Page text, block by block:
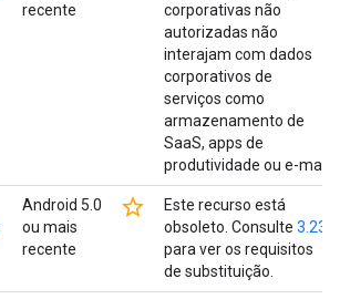
recente
corporativas não
autorizadas não
interajam com dados
corporativos de
serviços como
armazenamento de
SaaS, apps de
produtividade ou e-mail.
Android 5.0
ou mais
recente
star_border
Este recurso está
obsoleto. Consulte 3.23
para ver os requisitos
de substituição.